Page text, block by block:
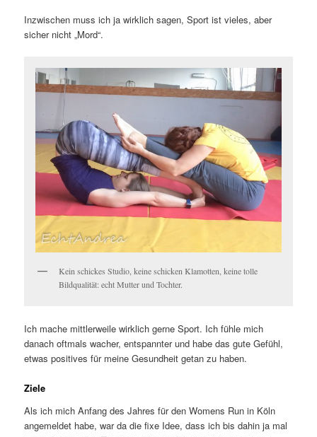
Inzwischen muss ich ja wirklich sagen, Sport ist vieles, aber
sicher nicht „Mord“.
Kein schickes Studio, keine schicken Klamotten, keine tolle
Bildqualität: echt Mutter und Tochter.
Ich mache mittlerweile wirklich gerne Sport. Ich fühle mich
danach oftmals wacher, entspannter und habe das gute Gefühl,
etwas positives für meine Gesundheit getan zu haben.
Ziele
Als ich mich Anfang des Jahres für den Womens Run in Köln
angemeldet habe, war da die fixe Idee, dass ich bis dahin ja mal